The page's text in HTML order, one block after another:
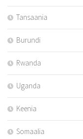
Tansaania
Burundi
Rwanda
Uganda
Keenia
Somaalia